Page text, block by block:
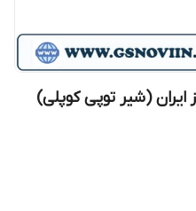
ایران (شیر توپی کوپلی)